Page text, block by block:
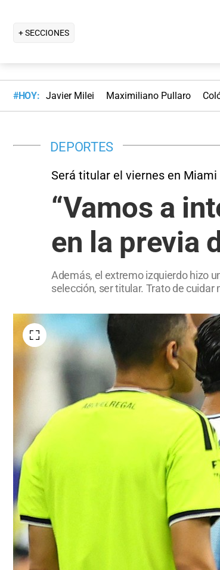
+ SECCIONES
#HOY: Javier Milei Maximiliano Pullaro
DEPORTES
Será titular el viernes en Miami
“Vamos a
en la previa
Además, el extremo izquierdo hizo
selección, ser titular. Trato de